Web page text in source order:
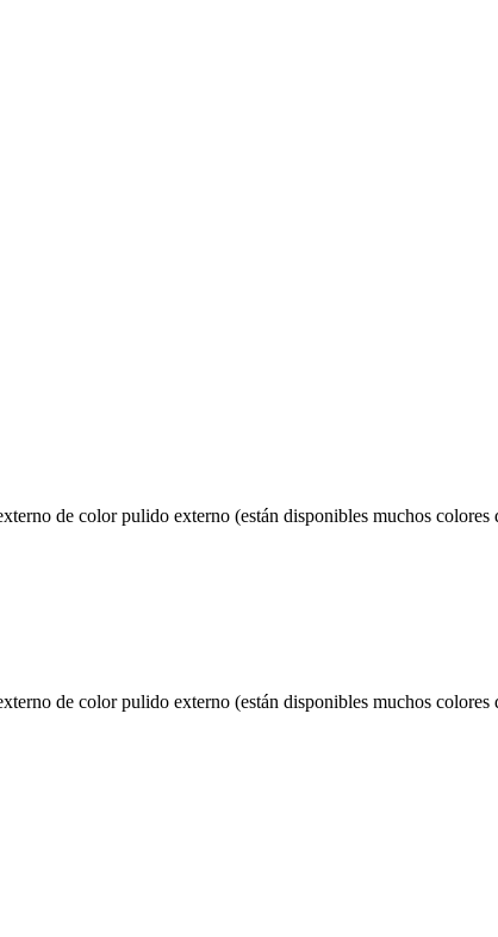
de color pulido externo (están disponibles muchos colores
de color pulido externo (están disponibles muchos colores